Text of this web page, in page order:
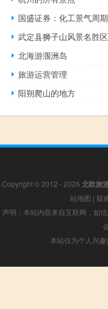
国盛证券：化工景气周
武定县狮子山风景名胜区
北海游涠洲岛
旅游运营管理
阳朔爬山的地方
Copyright © 2012 - 2026 北欧旅
站地图 | 疑
声明：本站内容来自互联网，如
本站仅为个人兴